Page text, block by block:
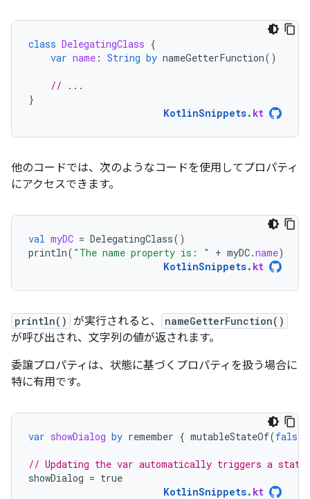
class DelegatingClass {
var name : String by nameGetterFunction()
// ...
}
KotlinSnippets. kt
他のコードでは、次のようなコードを使用してプロパティ
にアクセスできます。
val myDC = DelegatingClass()
println( "The name property is: " + myDC.name)
KotlinSnippets. kt
println() が実行されると、 nameGetterFunction()
が呼び出され、文字列の値が返されます。
委譲プロパティは、状態に基づくプロパティを扱う場合に
特に有用です。
var showDialog by remember { mutableStateOf(false
// Updating the var automatically triggers a state
showDialog = true
KotlinSnippets. kt